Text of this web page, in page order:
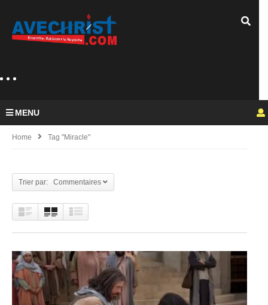
MENU
Home Tag "miracle"
Trier par: Commentaires